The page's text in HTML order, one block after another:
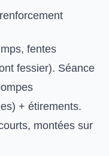
fentes
fessier). Séance
+ étirements.
montées sur